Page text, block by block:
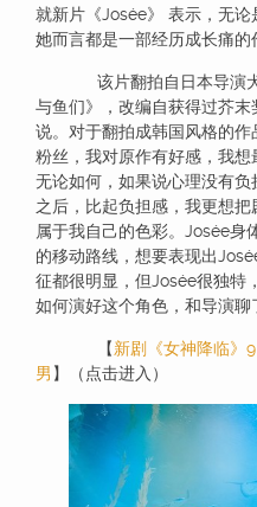
就新片《Josée》 表示，无
她而言都是一部经历成长痛的
该片翻拍自日本导演
与鱼们》，改编自获得过芥
说。对于翻拍成韩国风格的作
粉丝，我对原作有好感，我想
无论如何，如果说心理没有
之后，比起负担感，我更想
属于我自己的色彩。Josée身
的移动路线，想要表现出
征都很明显，但Josée很独特
如何演好这个角色，和导演聊
【新剧《女神降临》
男 】（点击进入）